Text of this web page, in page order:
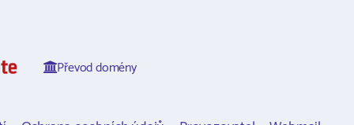
Převod domény